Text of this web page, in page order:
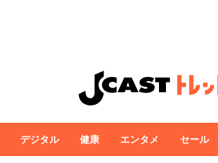
デジタル 健康 エンタメ セール